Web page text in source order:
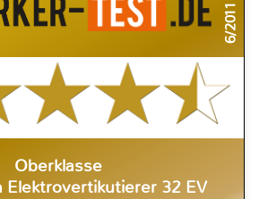
6/2011
Oberklasse
Elektrovertikutierer 32 EV